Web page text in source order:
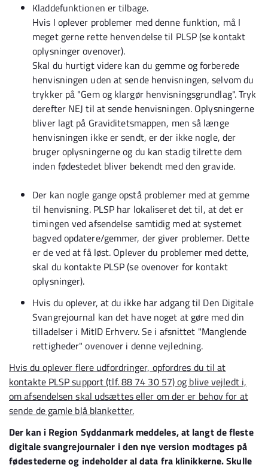
Kladdefunktionen er tilbage.
Hvis I oplever problemer med denne funktion, må I
meget gerne rette henvendelse til PLSP (se kontakt
oplysninger ovenover).
Skal du hurtigt videre kan du gemme og forberede
henvisningen uden at sende henvisningen, selvom du
trykker på "Gem og klargør henvisningsgrundlag". Tryk
derefter NEJ til at sende henvisningen. Oplysningerne
bliver lagt på Graviditetsmappen, men så længe
henvisningen ikke er sendt, er der ikke nogle, der
bruger oplysningerne og du kan stadig tilrette dem
inden fødestedet bliver bekendt med den gravide.
Der kan nogle gange opstå problemer med at gemme
til henvisning. PLSP har lokaliseret det til, at det er
timingen ved afsendelse samtidig med at systemet
bagved opdatere/gemmer, der giver problemer. Dette
er de ved at få løst. Oplever du problemer med dette,
skal du kontakte PLSP (se ovenover for kontakt
oplysninger).
Hvis du oplever, at du ikke har adgang til Den Digitale
Svangrejournal kan det have noget at gøre med din
tilladelser i MitID Erhverv. Se i afsnittet "Manglende
rettigheder" ovenover i denne vejledning.
Hvis du oplever flere udfordringer, opfordres du til at
kontakte PLSP support (tlf. 88 74 30 57) og blive vejledt i,
om afsendelsen skal udsættes eller om der er behov for at
sende de gamle blå blanketter.
Der kan i Region Syddanmark meddeles, at langt de fleste
digitale svangrejournaler i den nye version modtages på
fødestederne og indeholder al data fra klinikkerne. Skulle